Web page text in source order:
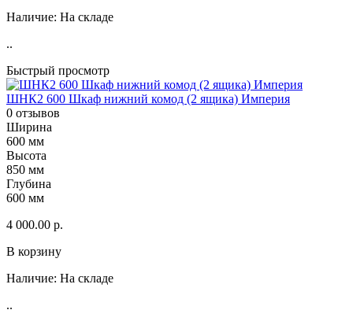
Наличие: На складе
..
Быстрый просмотр
ШНК2 600 Шкаф нижний комод (2 ящика) Империя
0 отзывов
Ширина
600 мм
Высота
850 мм
Глубина
600 мм
4 000.00 р.
В корзину
Наличие: На складе
..